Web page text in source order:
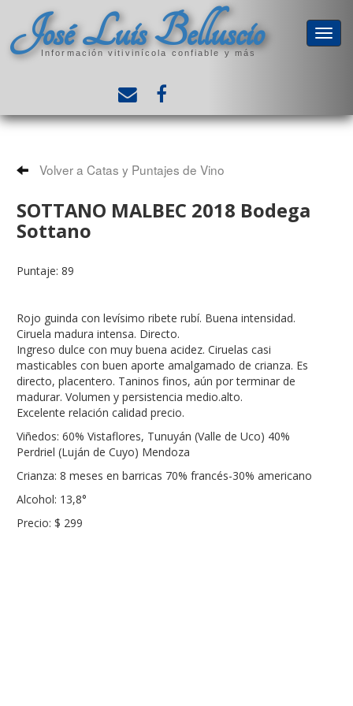
José Luis Belluscio
Información vitivinícola confiable y más
Volver a Catas y Puntajes de Vino
SOTTANO MALBEC 2018 Bodega
Sottano
Puntaje: 89
Rojo guinda con levísimo ribete rubí. Buena intensidad.
Ciruela madura intensa. Directo.
Ingreso dulce con muy buena acidez. Ciruelas casi
masticables con buen aporte amalgamado de crianza. Es
directo, placentero. Taninos finos, aún por terminar de
madurar. Volumen y persistencia medio.alto.
Excelente relación calidad precio.
Viñedos: 60% Vistaflores, Tunuyán (Valle de Uco) 40%
Perdriel (Luján de Cuyo) Mendoza
Crianza: 8 meses en barricas 70% francés-30% americano
Alcohol: 13,8°
Precio: $ 299